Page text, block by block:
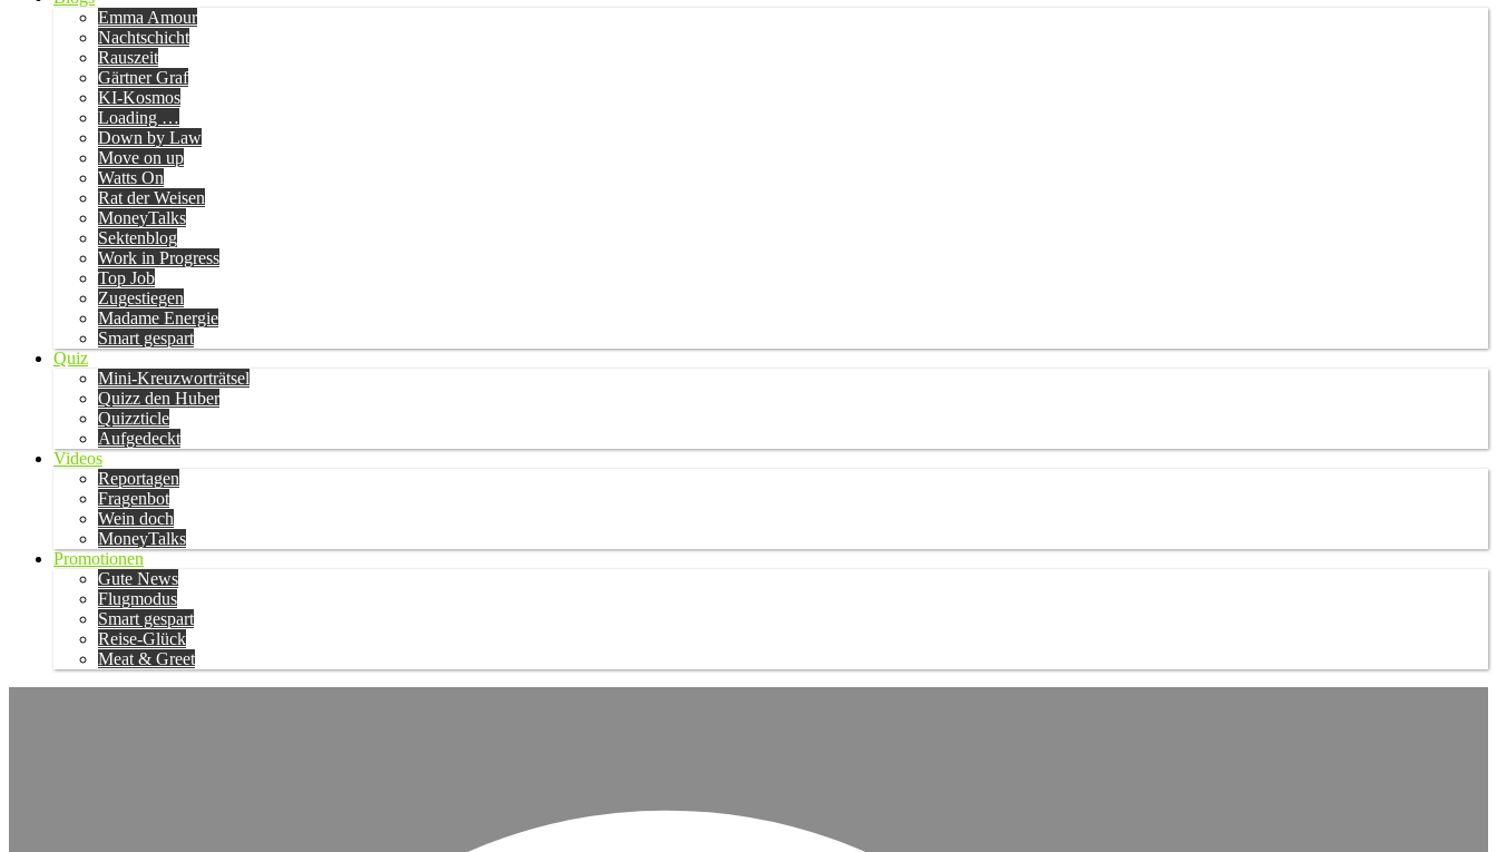
Emma Amour
Nachtschicht
Rauszeit
Gärtner Graf
KI-Kosmos
Loading …
Down by Law
Move on up
Watts On
Rat der Weisen
MoneyTalks
Sektenblog
Work in Progress
Top Job
Zugestiegen
Madame Energie
Smart gespart
Quiz
Mini-Kreuzworträtsel
Quizz den Huber
Quizzticle
Aufgedeckt
Videos
Reportagen
Fragenbot
Wein doch
MoneyTalks
Promotionen
Gute News
Flugmodus
Smart gespart
Reise-Glück
Meat & Greet